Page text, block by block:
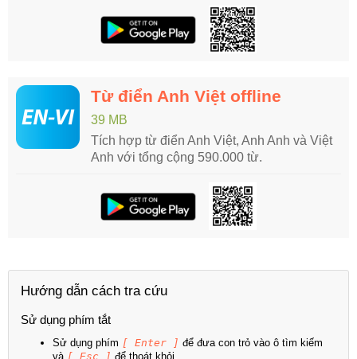
Từ điển Anh Việt offline
39 MB
Tích hợp từ điển Anh Việt, Anh Anh và Việt
Anh với tổng cộng 590.000 từ.
Hướng dẫn cách tra cứu
Sử dụng phím tắt
Sử dụng phím [ Enter ] để đưa con trỏ vào ô tìm kiếm
và [ Esc ] để thoát khỏi.